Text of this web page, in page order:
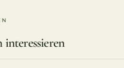
interessieren